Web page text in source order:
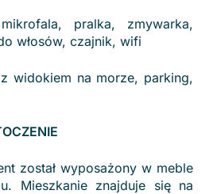
pralka, zmywarka,
włosów, czajnik, wifi
widokiem na morze, parking,
został wyposażony w meble
Mieszkanie znajduje się na